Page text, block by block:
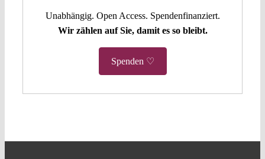
Unabhängig. Open Access. Spendenfinanziert.
Wir zählen auf Sie, damit es so bleibt.
Spenden ♡